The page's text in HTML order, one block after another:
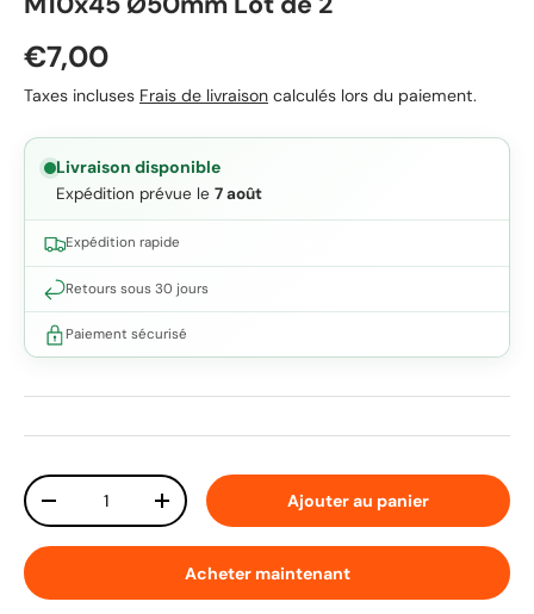
Prix habituel
€7,00
Taxes incluses Frais de livraison calculés lors du paiement.
Livraison disponible
Expédition prévue le 7 août
Expédition rapide
Retours sous 30 jours
Paiement sécurisé
Qté
Diminuer la quantitéAugmenter la quantitéAjouter au panier
Acheter maintenant